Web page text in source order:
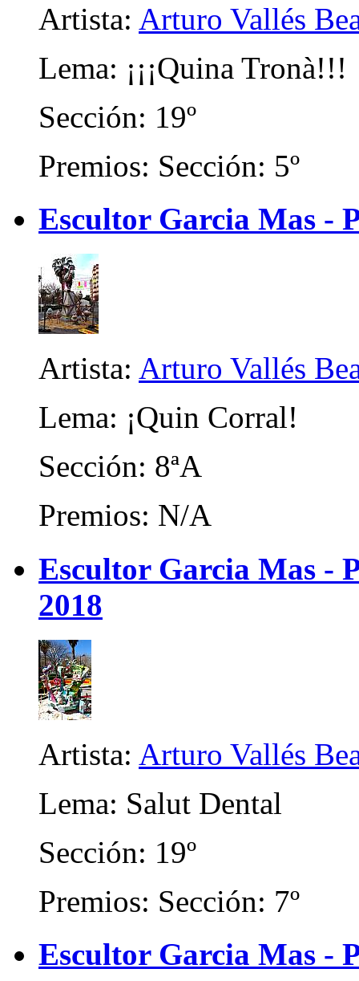
Artista: Arturo Vallés
Lema: ¡¡¡Quina Tronà!!!
Sección: 19º
Premios: Sección: 5º
Escultor Garcia Mas -
Artista: Arturo Vallés
Lema: ¡Quin Corral!
Sección: 8ªA
Premios: N/A
Escultor Garcia Mas -
2018
Artista: Arturo Vallés
Lema: Salut Dental
Sección: 19º
Premios: Sección: 7º
Escultor Garcia Mas -